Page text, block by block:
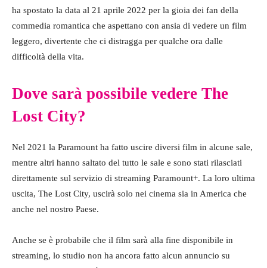
ha spostato la data al 21 aprile 2022 per la gioia dei fan della
commedia romantica che aspettano con ansia di vedere un film
leggero, divertente che ci distragga per qualche ora dalle
difficoltà della vita.
Dove sarà possibile vedere The
Lost City?
Nel 2021 la Paramount ha fatto uscire diversi film in alcune sale,
mentre altri hanno saltato del tutto le sale e sono stati rilasciati
direttamente sul servizio di streaming Paramount+. La loro ultima
uscita, The Lost City, uscirà solo nei cinema sia in America che
anche nel nostro Paese.
Anche se è probabile che il film sarà alla fine disponibile in
streaming, lo studio non ha ancora fatto alcun annuncio su